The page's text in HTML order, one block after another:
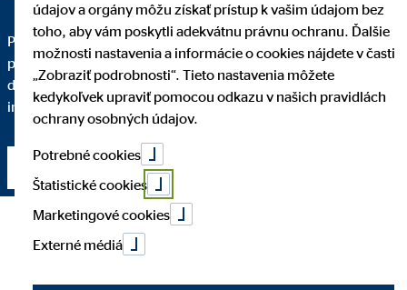
Pre kvalitné finančné sprostredkovanie je dôležité, aby ste
pochopili každý krok. Podrobne vám vysvetlím, prečo vám
dané finančné riešenie odporúčam a do akej miery spĺňa vaše
individuálne požiadavky.
Nadviazať kontakt
údajov a orgány môžu získať prístup k vašim údajom bez
toho, aby vám poskytli adekvátnu právnu ochranu. Ďalšie
možnosti nastavenia a informácie o cookies nájdete v časti
„Zobraziť podrobnosti“. Tieto nastavenia môžete
kedykoľvek upraviť pomocou odkazu v našich pravidlách
ochrany osobných údajov.
Potrebné cookies
Štatistické cookies
Marketingové cookies
Externé médiá